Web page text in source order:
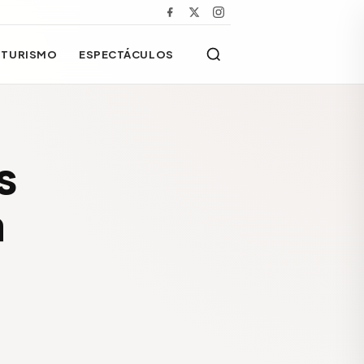
TURISMO ESPECTÁCULOS